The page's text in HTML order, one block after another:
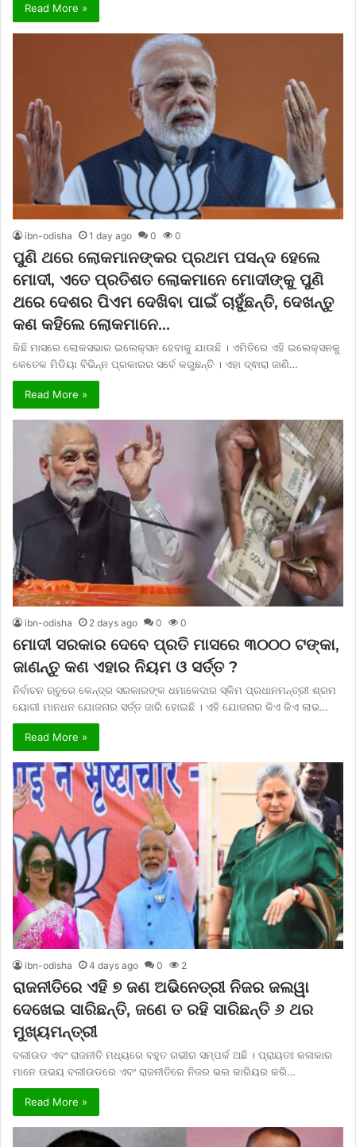
Read More »
ibn-odisha 1 day ago 0 0
ପୁଣି ଥରେ ଲୋକମାନଙ୍କର ପ୍ରଥମ ପସନ୍ଦ ହେଲେ
ମୋଦୀ, ଏତେ ପ୍ରତିଶତ ଲୋକମାନେ ମୋଦୀଙ୍କୁ ପୁଣି
ଥରେ ଦେଶର ପିଏମ ଦେଖିବା ପାଇଁ ଚାହୁଁଛନ୍ତି, ଦେଖନ୍ତୁ
କଣ କହିଲେ ଲୋକମାନେ…
କିଛି ମାସରେ ଲୋକସଭାର ଇଲେକ୍ସନ ହେବାକୁ ଯାଉଛି । ଏମିତିରେ ଏହି ଇଲେକ୍ସନକୁ
କେତେକ ମିଡିୟା ବିଭିନ୍ନ ପ୍ରକାରର ସର୍ବେ କରୁଛନ୍ତି । ଏହା ଦ୍ଵାରା ଜାଣି…
Read More »
ibn-odisha 2 days ago 0 0
ମୋଦୀ ସରକାର ଦେବେ ପ୍ରତି ମାସରେ ୩୦୦୦ ଟଙ୍କା,
ଜାଣନ୍ତୁ କଣ ଏହାର ନିୟମ ଓ ସର୍ତ୍ତ ?
ନିର୍ବାଚନ ଋତୁରେ କେନ୍ଦ୍ର ସରକାରଙ୍କ ଧମାକେଦାର ସ୍କିମ ପ୍ରଧାନମନ୍ତ୍ରୀ ଶ୍ରମ
ୟୋଗୀ ମାନଧନ ଯୋଜନାର ସର୍ତ୍ତ ଜାରି ହୋଇଛି । ଏହି ଯୋଜନାର କିଏ କିଏ ଲାଭ…
Read More »
ibn-odisha 4 days ago 0 2
ରାଜନୀତିରେ ଏହି ୭ ଜଣ ଅଭିନେତ୍ରୀ ନିଜର ଜଲୱା
ଦେଖେଇ ସାରିଛନ୍ତି, ଜଣେ ତ ରହି ସାରିଛନ୍ତି ୬ ଥର
ମୁଖ୍ୟମନ୍ତ୍ରୀ
ବଲୀଉଡ ଏବଂ ରାଜନୀତି ମଧ୍ୟରେ ବହୁତ ଗଭୀର ସମ୍ପର୍କ ଅଛି । ପ୍ରାୟତଃ କଳାକାର
ମାନେ ଉଭୟ ବଲୀଉଡରେ ଏବଂ ରାଜନୀତିରେ ନିଜର ଭଲ କାରିୟର କରି…
Read More »